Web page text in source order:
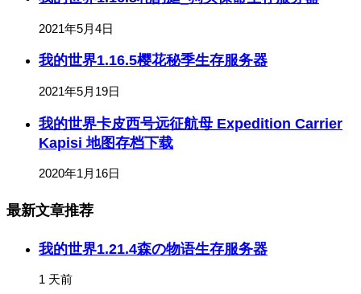
2021年5月4日
我的世界1.16.5樱花秘季生存服务器
2021年5月19日
我的世界卡皮西号远征航母 Expedition Carrier
Kapisi 地图存档下载
2020年1月16日
最新文章推荐
我的世界1.21.4森の物语生存服务器
1 天前